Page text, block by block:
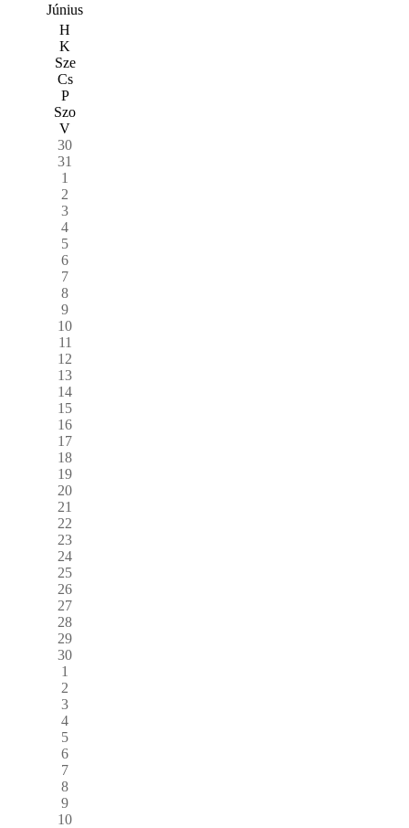
Június
H
K
Sze
Cs
P
Szo
V
30
31
1
2
3
4
5
6
7
8
9
10
11
12
13
14
15
16
17
18
19
20
21
22
23
24
25
26
27
28
29
30
1
2
3
4
5
6
7
8
9
10